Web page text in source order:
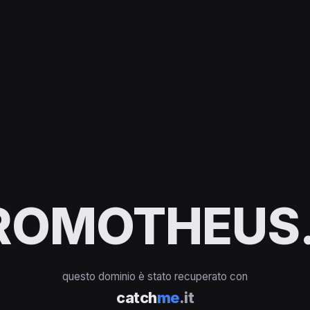
questo dominio è stato recuperato con
catchme.it